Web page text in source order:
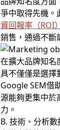
爭中取得先機。
資回報率（ROI）
銷售，通過不斷
在擴大品牌知名
具不僅僅是選擇
Google SEM借
源能夠更集中於
力。
B. 技術、分析